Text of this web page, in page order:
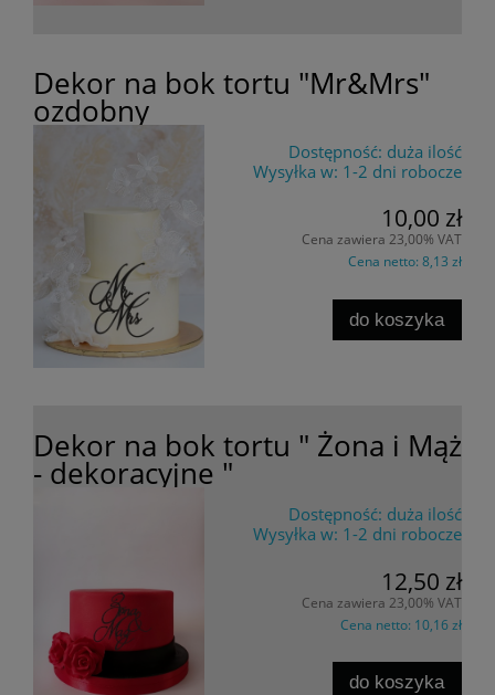
Dekor na bok tortu "Mr&Mrs"
ozdobny
Dostępność: duża ilość
Wysyłka w: 1-2 dni robocze
10,00 zł
Cena zawiera 23,00% VAT
Cena netto: 8,13 zł
do koszyka
Dekor na bok tortu " Żona i Mąż
- dekoracyjne "
Dostępność: duża ilość
Wysyłka w: 1-2 dni robocze
12,50 zł
Cena zawiera 23,00% VAT
Cena netto: 10,16 zł
do koszyka